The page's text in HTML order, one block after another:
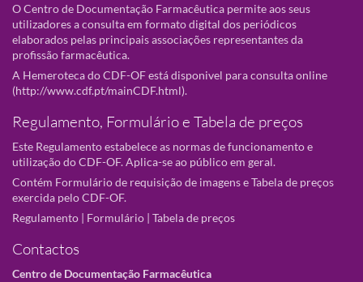
O Centro de Documentação Farmacêutica permite aos seus
utilizadores a consulta em formato digital dos periódicos
elaborados pelas principais associações representantes da
profissão farmacêutica.
A Hemeroteca do CDF-OF está disponivel para consulta online
(http://www.cdf.pt/mainCDF.html).
Regulamento, Formulário e Tabela de preços
Este Regulamento estabelece as normas de funcionamento e
utilização do CDF-OF. Aplica-se ao público em geral.
Contém Formulário de requisição de imagens e Tabela de preços
exercida pelo CDF-OF.
Regulamento | Formulário | Tabela de preços
Contactos
Centro de Documentação Farmacêutica